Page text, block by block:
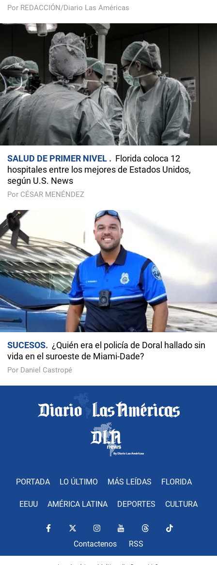
Por REDACCIÓN/Diario Las Américas
SALUD DE PRIMER NIVEL
Florida coloca 12
hospitales entre los mejores de Estados Unidos,
según U.S. News
Por CÉSAR MENÉNDEZ
SUCESOS
¿Quién era el policía de Doral hallado sin
vida en el suroeste de Miami-Dade?
Por Daniel Castropé
PORTADA LO ÚLTIMO MÁS LEÍDAS FLORIDA
EEUU AMÉRICA LATINA DEPORTES CULTURA
Contactenos RSS